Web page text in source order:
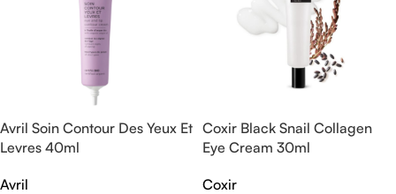
Avril Soin Contour Des Yeux Et
Levres 40ml
Avril
Coxir Black Snail Collagen
Eye Cream 30ml
Coxir